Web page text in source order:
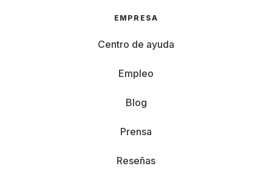
EMPRESA
Centro de ayuda
Empleo
Blog
Prensa
Reseñas